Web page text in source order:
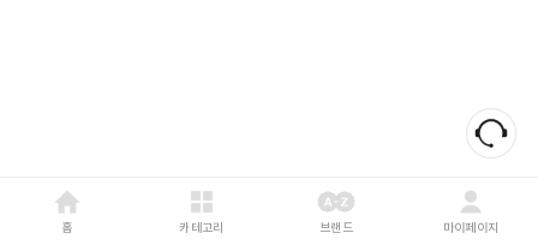
홈 카테고리 브랜드 마이페이지